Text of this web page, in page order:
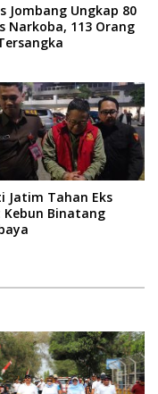
Jombang Ungkap 80
Narkoba, 113 Orang
Jatim Tahan Eks
Kebun Binatang